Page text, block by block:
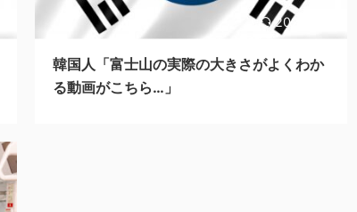
2023/11/3
韓国人「富士山の実際の大きさがよくわか
る動画がこちら…」